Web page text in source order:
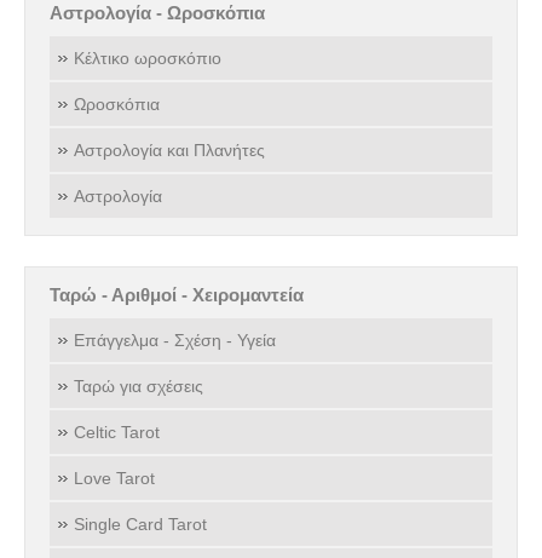
Αστρολογία - Ωροσκόπια
Κέλτικο ωροσκόπιο
Ωροσκόπια
Αστρολογία και Πλανήτες
Αστρολογία
Ταρώ - Αριθμοί - Χειρομαντεία
Επάγγελμα - Σχέση - Υγεία
Ταρώ για σχέσεις
Celtic Tarot
Love Tarot
Single Card Tarot